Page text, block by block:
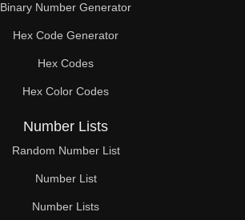
Binary Number Generator
Hex Code Generator
Hex Codes
Hex Color Codes
Number Lists
Random Number List
Number List
Number Lists